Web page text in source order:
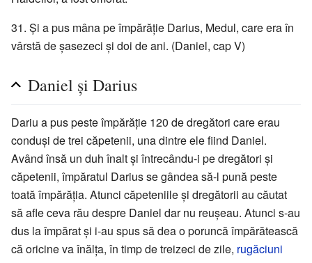
31. Și a pus mâna pe împărăție Darius, Medul, care era în
vârstă de șasezeci și doi de ani. (Daniel, cap V)
Daniel și Darius
Dariu a pus peste împărăție 120 de dregători care erau
conduși de trei căpetenii, una dintre ele fiind Daniel.
Având însă un duh înalt și întrecându-i pe dregători și
căpetenii, împăratul Darius se gândea să-l pună peste
toată împărăția. Atunci căpeteniile și dregătorii au căutat
să afle ceva rău despre Daniel dar nu reușeau. Atunci s-au
dus la împărat și i-au spus să dea o poruncă împărătească
că oricine va înălța, în timp de treizeci de zile, rugăciuni